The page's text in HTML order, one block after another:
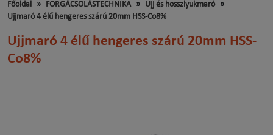
Főoldal FORGÁCSOLÁSTECHNIKA
Ujj és hosszlyukmaró
Ujjmaró 4 élű hengeres szárú 20mm HSS-Co8%
Ujjmaró 4 élű hengeres szárú 20mm HSS-
Co8%